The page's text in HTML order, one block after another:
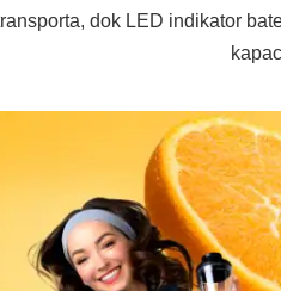
dok LED indikator